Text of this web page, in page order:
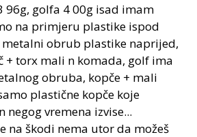
96g, golfa 4 00g isad imam
na primjeru plastike ispod
obrub plastike naprijed,
+ torx mali n komada, golf ima
obruba, kopče + mali
plastične kopče koje
negog vremena izvise...
na škodi nema utor da možeš